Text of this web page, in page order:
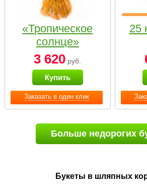
Заказать в один клик
«Тропическое
солнце»
3 620 руб.
Купить
25
Больше недорогих
Букеты в шляпных